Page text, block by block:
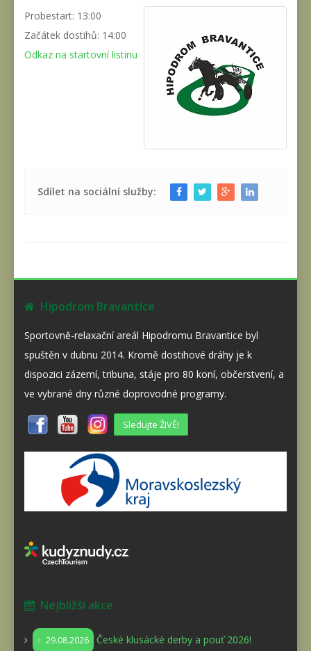
Probestart: 13:00
Začátek dostihů: 14:00
Odkaz na startovní listinu
Sdílet na sociální služby:
Hipodrom Bravantice
Sportovně-relaxační areál Hipodromu Bravantice byl
spuštěn v dubnu 2014. Kromě dostihové dráhy je k
dispozici zázemí, tribuna, stáje pro 80 koní, občerstvení, a
ve vybrané dny různé doprovodné programy.
Sledujte ŽIVĚ!
Nejbližší akce
29.08.2026
České klusácké derby a pouť 2026!